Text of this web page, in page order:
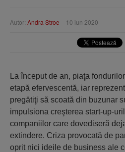
Autor: Andra Stroe 10 iun 2020
La început de an, piaţa
etapă efervescentă, iar
pregătiţi să scoată din buzunar
impulsiona creşterea start-up-
companiilor care dovediseră
extindere. Criza provocată de
oprit nici ideile de business ale